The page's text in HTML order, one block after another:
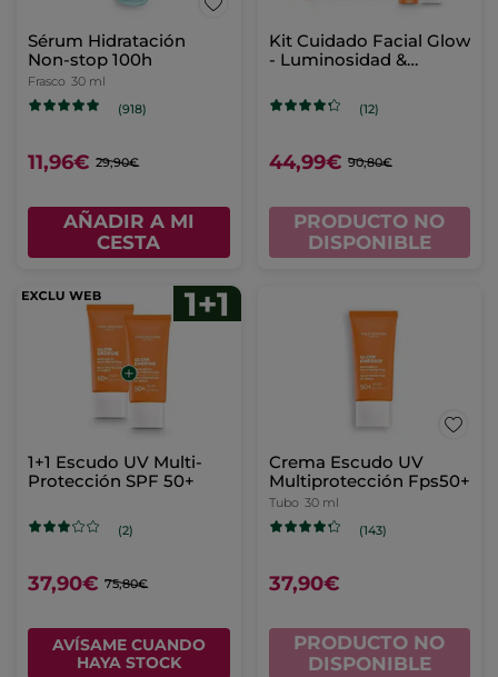
Sérum Hidratación
Non-stop 100h
Frasco 30 ml
(918)
11,96€ 29,90€
AÑADIR A MI
CESTA
Kit Cuidado Facial Glow
- Luminosidad &
(12)
44,99€ 90,80€
PRODUCTO NO
DISPONIBLE
1+1 Escudo UV Multi-
Protección SPF 50+
(2)
37,90€ 75,80€
AVÍSAME CUANDO
HAYA STOCK
Crema Escudo UV
Multiprotección Fps50+
Tubo 30 ml
(143)
37,90€
PRODUCTO NO
DISPONIBLE